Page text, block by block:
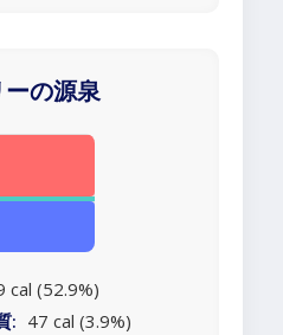
ーの源泉
cal (52.9%)
: 47 cal (3.9%)